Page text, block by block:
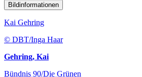
Bildinformationen
Kai Gehring
© DBT/Inga Haar
Gehring, Kai
Bündnis 90/Die Grünen